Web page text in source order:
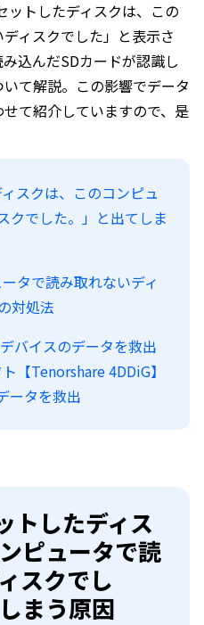
ットしたディスクは、この
ィスクでした」と表示さ
込んだSDカードが認識し
て解説。この影響でデータ
て紹介していますので、是
スクは、このコンピュ
クでした。」と出てしま
タで読み取れないディ
対処法
バイスのデータを救出
【Tenorshare 4DDiG】
ータを救出
トしたディス
ピュータで読
スクでし
まう原因